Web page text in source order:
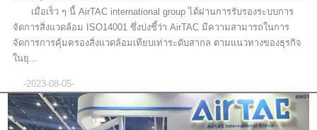
เมื่อเร็ว ๆ นี้ AirTAC international group ได้ผ่านการรับรองระบบการ
จัดการสิ่งแวดล้อม ISO14001 ซึ่งบ่งชี้ว่า AirTAC มีความสามารถในการ
จัดการการคุ้มครองสิ่งแวดล้อมเทียบเท่าระดับสากล ตามแนวทางของธุรกิจ
ในยุ...
-2023-08-05-